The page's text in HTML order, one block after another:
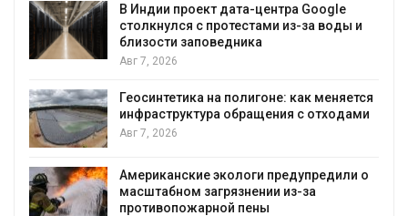
В Индии проект дата-центра Google
столкнулся с протестами из-за воды и
близости заповедника
Авг 7, 2026
Геосинтетика на полигоне: как меняется
инфраструктура обращения с отходами
Авг 7, 2026
Американские экологи предупредили о
масштабном загрязнении из-за
противопожарной пены